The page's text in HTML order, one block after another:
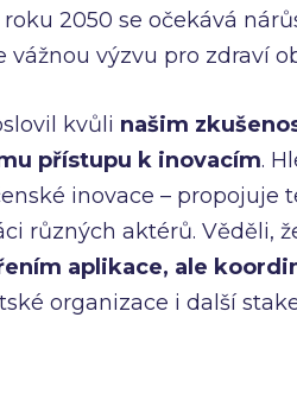
2050 se očekává
vážnou výzvu pro zdraví
kvůli našim
přístupu k inovacím.
inovace – propojuje
různých aktérů. Věděli,
aplikace, ale
organizace i další